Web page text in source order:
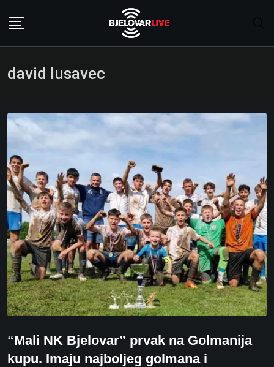
david lusavec
“Mali NK Bjelovar” prvak na Golmanija
kupu. Imaju najboljeg golmana i